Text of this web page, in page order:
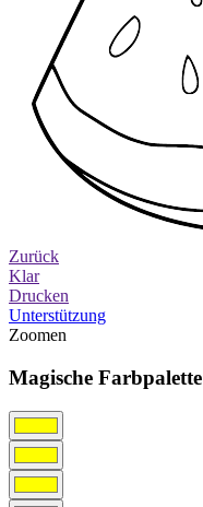
Zurück
Klar
Drucken
Unterstützung
Zoomen
Magische Farbpalette